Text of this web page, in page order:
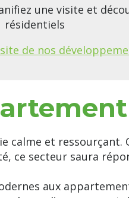
une visite et
résidentiels
de nos
calme et ressourçant.
ce secteur saura
aux